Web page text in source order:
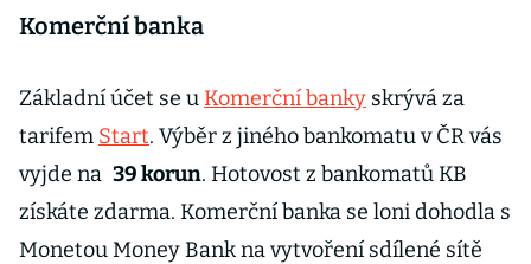
Komerční banka
Základní účet se u Komerční banky skrývá za
tarifem Start. Výběr z jiného bankomatu v ČR vás
vyjde na 39 korun. Hotovost z bankomatů KB
získáte zdarma. Komerční banka se loni dohodla s
Monetou Money Bank na vytvoření sdílené sítě